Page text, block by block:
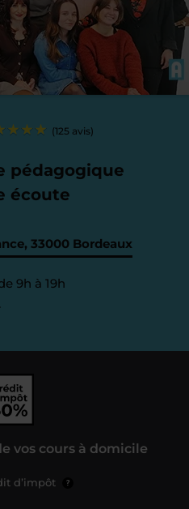
(125 avis)
pédagogique
écoute
33000 Bordeaux
9h à 19h
vos cours à domicile
d’impôt ?